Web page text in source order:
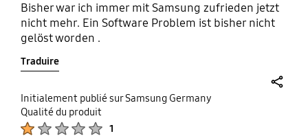
Bisher war ich immer mit Samsung zufrieden jetzt
nicht mehr. Ein Software Problem ist bisher nicht
gelöst worden .
Traduire
Initialement publié sur Samsung Germany
Qualité du produit
1